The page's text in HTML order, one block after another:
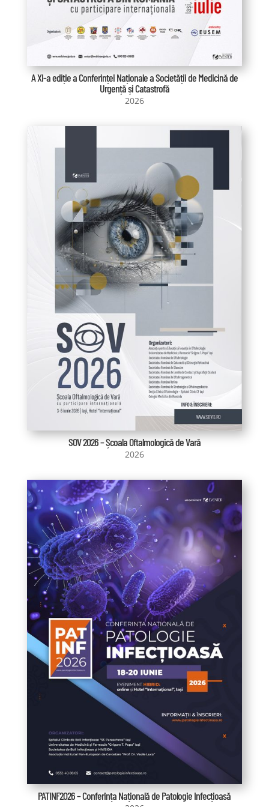
A XI-a ediție a Conferinței Naționale a Societății de Medicină de
Urgență și Catastrofă
2026
SOV 2026 – Școala Oftalmologică de Vară
2026
PATINF2026 – Conferința Națională de Patologie Infecțioasă